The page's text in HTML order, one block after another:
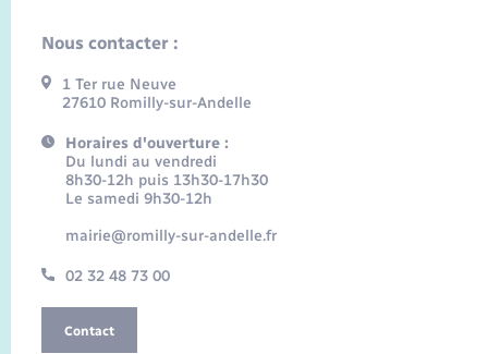
Nous contacter :
1 Ter rue Neuve
27610 Romilly-sur-Andelle
Horaires d'ouverture :
Du lundi au vendredi
8h30-12h puis 13h30-17h30
Le samedi 9h30-12h
mairie@romilly-sur-andelle.fr
02 32 48 73 00
Contact